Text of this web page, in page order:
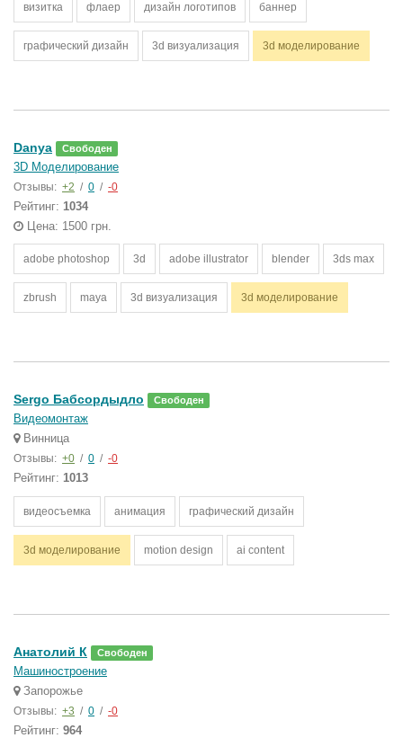
визитка флаер дизайн логотипов баннер
графический дизайн 3d визуализация 3d моделирование
Danya Свободен
3D Моделирование
Отзывы: +2 / 0 / -0
Рейтинг: 1034
Цена: 1500 грн.
adobe photoshop 3d adobe illustrator blender 3ds max
zbrush maya 3d визуализация 3d моделирование
Sergo Бабсордыдло Свободен
Видеомонтаж
Винница
Отзывы: +0 / 0 / -0
Рейтинг: 1013
видеосъемка анимация графический дизайн
3d моделирование motion design ai content
Анатолий К Свободен
Машиностроение
Запорожье
Отзывы: +3 / 0 / -0
Рейтинг: 964